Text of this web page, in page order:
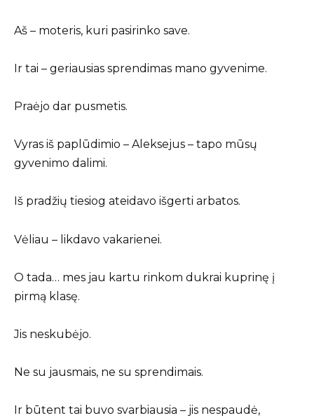
Aš – moteris, kuri pasirinko save.
Ir tai – geriausias sprendimas mano gyvenime.
Praėjo dar pusmetis.
Vyras iš paplūdimio – Aleksejus – tapo mūsų
gyvenimo dalimi.
Iš pradžių tiesiog ateidavo išgerti arbatos.
Vėliau – likdavo vakarienei.
O tada… mes jau kartu rinkom dukrai kuprinę į
pirmą klasę.
Jis neskubėjo.
Ne su jausmais, ne su sprendimais.
Ir būtent tai buvo svarbiausia – jis nespaudė,